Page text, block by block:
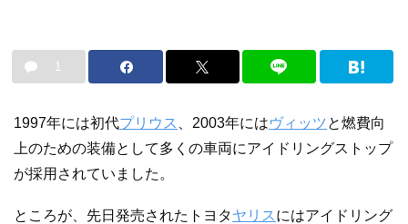
1
1997年には初代プリウス 、2003年にはヴィッツと燃費向
上のための装備として多くの車両にアイドリングストップ
が採用されていました。
ところが、先日発売されたトヨタヤリス にはアイドリング